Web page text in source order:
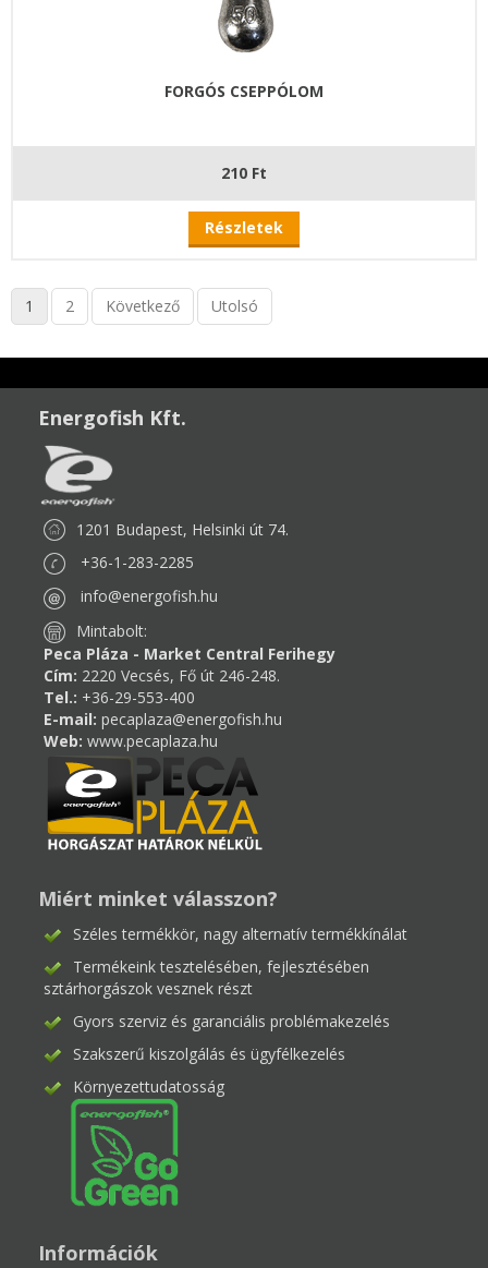
FORGÓS CSEPPÓLOM
210 Ft
Részletek
1 2 Következő Utolsó
Energofish Kft.
1201 Budapest, Helsinki út 74.
+36-1-283-2285
info@energofish.hu
Mintabolt:
Peca Pláza - Market Central Ferihegy
Cím: 2220 Vecsés, Fő út 246-248.
Tel.: +36-29-553-400
E-mail: pecaplaza@energofish.hu
Web: www.pecaplaza.hu
Miért minket válasszon?
Széles termékkör, nagy alternatív termékkínálat
Termékeink tesztelésében, fejlesztésében
sztárhorgászok vesznek részt
Gyors szerviz és garanciális problémakezelés
Szakszerű kiszolgálás és ügyfélkezelés
Környezettudatosság
Információk